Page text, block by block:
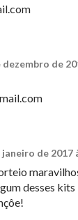
dezembro de
janeiro de 2017
desses kits